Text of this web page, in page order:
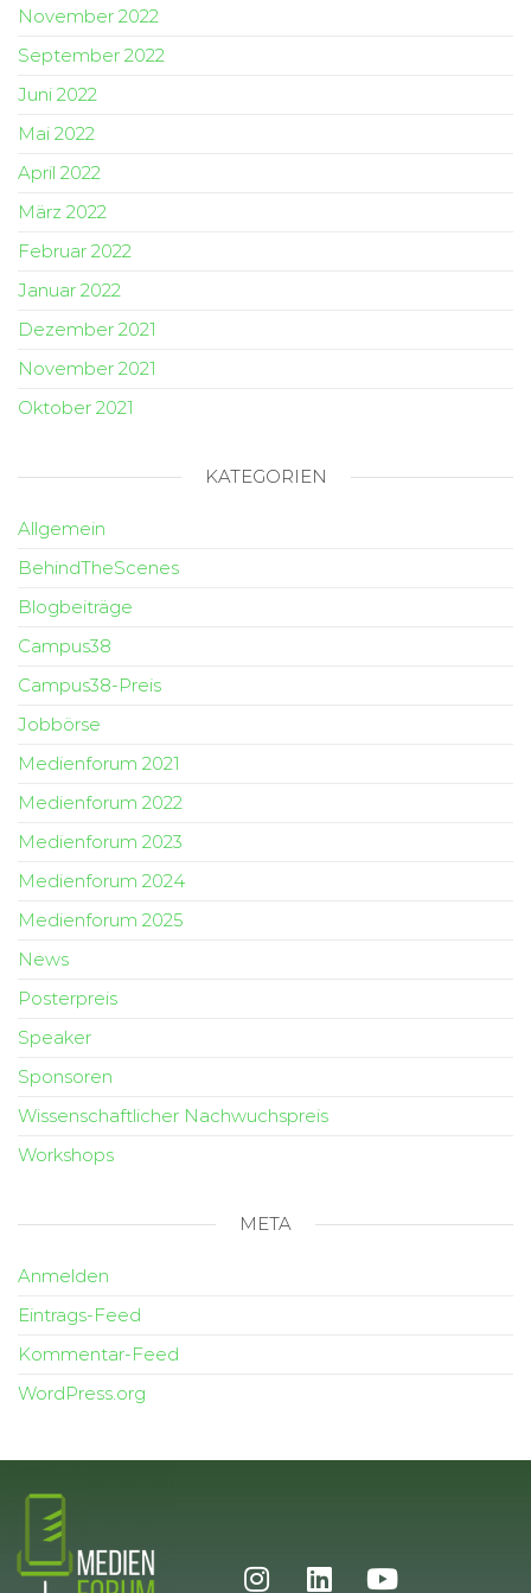
November 2022
September 2022
Juni 2022
Mai 2022
April 2022
März 2022
Februar 2022
Januar 2022
Dezember 2021
November 2021
Oktober 2021
KATEGORIEN
Allgemein
BehindTheScenes
Blogbeiträge
Campus38
Campus38-Preis
Jobbörse
Medienforum 2021
Medienforum 2022
Medienforum 2023
Medienforum 2024
Medienforum 2025
News
Posterpreis
Speaker
Sponsoren
Wissenschaftlicher Nachwuchspreis
Workshops
META
Anmelden
Eintrags-Feed
Kommentar-Feed
WordPress.org